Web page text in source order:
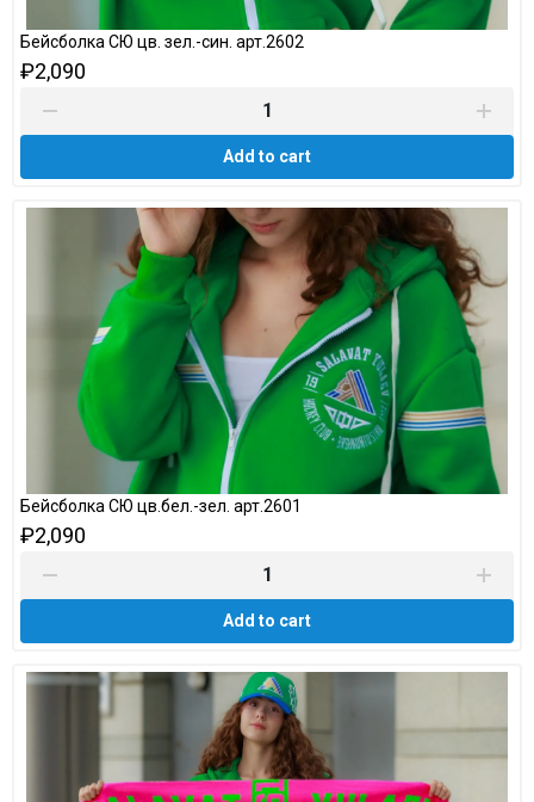
Бейсболка СЮ цв. зел.-син. арт.2602
₽2,090
Add to cart
Бейсболка СЮ цв.бел.-зел. арт.2601
₽2,090
Add to cart